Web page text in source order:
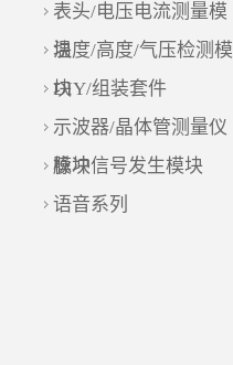
表头/电压电流测量模
块
温度/高度/气压检测模
块
DIY/组装套件
示波器/晶体管测量仪
模块
脉冲信号发生模块
语音系列